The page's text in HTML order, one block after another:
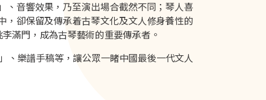
、音響效果，乃至演出場合截然不同；琴人喜
卻保留及傳承着古琴文化及文人修身養性的
滿門，成為古琴藝術的重要傳承者。
、樂譜手稿等，讓公眾一睹中國最後一代文人